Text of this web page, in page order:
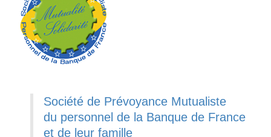
Société de Prévoyance Mutualiste
du personnel de la Banque de France
et de leur famille